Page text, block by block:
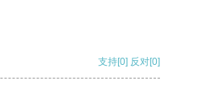
支持[0] 反对[0]